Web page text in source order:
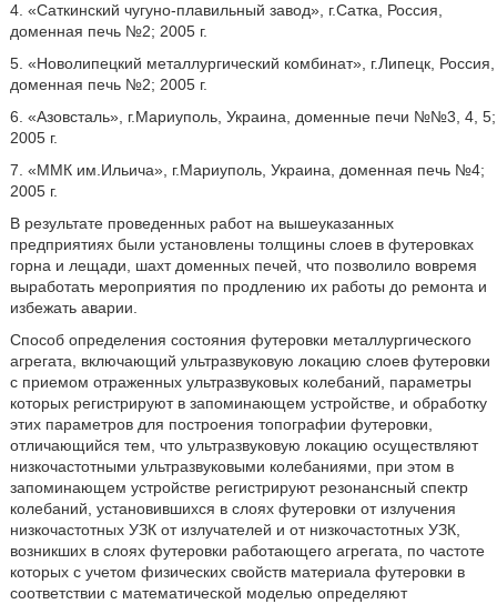
4. «Саткинский чугуно-плавильный завод», г.Сатка, Россия,
доменная печь №2; 2005 г.
5. «Новолипецкий металлургический комбинат», г.Липецк, Россия,
доменная печь №2; 2005 г.
6. «Азовсталь», г.Мариуполь, Украина, доменные печи №№3, 4, 5;
2005 г.
7. «ММК им.Ильича», г.Мариуполь, Украина, доменная печь №4;
2005 г.
В результате проведенных работ на вышеуказанных
предприятиях были установлены толщины слоев в футеровках
горна и лещади, шахт доменных печей, что позволило вовремя
выработать мероприятия по продлению их работы до ремонта и
избежать аварии.
Способ определения состояния футеровки металлургического
агрегата, включающий ультразвуковую локацию слоев футеровки
с приемом отраженных ультразвуковых колебаний, параметры
которых регистрируют в запоминающем устройстве, и обработку
этих параметров для построения топографии футеровки,
отличающийся тем, что ультразвуковую локацию осуществляют
низкочастотными ультразвуковыми колебаниями, при этом в
запоминающем устройстве регистрируют резонансный спектр
колебаний, установившихся в слоях футеровки от излучения
низкочастотных УЗК от излучателей и от низкочастотных УЗК,
возникших в слоях футеровки работающего агрегата, по частоте
которых с учетом физических свойств материала футеровки в
соответствии с математической моделью определяют